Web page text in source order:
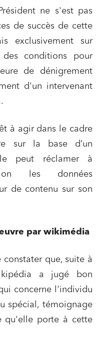
ne s'est pas
de succès de cette
exclusivement sur
des conditions pour
de dénigrement
d'un intervenant
à agir dans le cadre
sur la base d’un
peut réclamer à
les données
de contenu sur son
par wikimédia
constater que, suite à
a jugé bon
concerne l'individu
spécial, témoignage
qu'elle porte à cette
contrats
l’économie sociale et
du travail